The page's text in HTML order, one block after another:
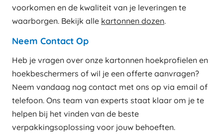
voorkomen en de kwaliteit van je leveringen te
waarborgen. Bekijk alle kartonnen dozen.
Neem Contact Op
Heb je vragen over onze kartonnen hoekprofielen en
hoekbeschermers of wil je een offerte aanvragen?
Neem vandaag nog contact met ons op via email of
telefoon. Ons team van experts staat klaar om je te
helpen bij het vinden van de beste
verpakkingsoplossing voor jouw behoeften.